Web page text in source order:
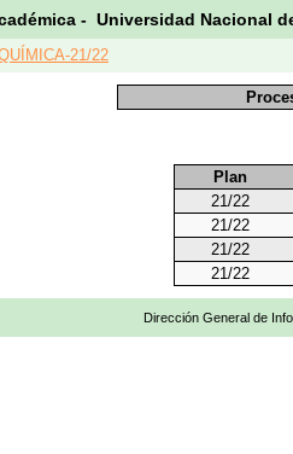
- Universidad Nacional
21/22
Plan
21/22
21/22
21/22
21/22
Dirección General de